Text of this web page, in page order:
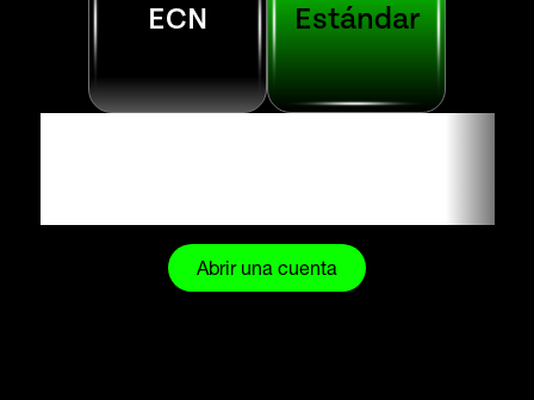
ECN Estándar
Abrir una cuenta